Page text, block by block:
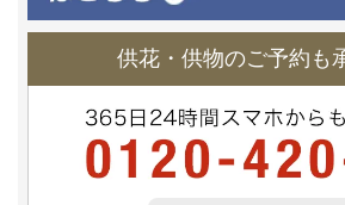
供花・供物のご予約も